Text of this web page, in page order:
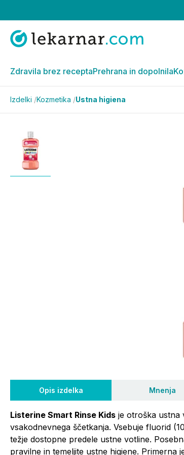
Zdravila brez receptaPrehrana in dopolnila
Izdelki /Kozmetika /Ustna higiena
Opis izdelka Mnenja
Listerine Smart Rinse Kids je otroška ustna
vsakodnevnega ščetkanja. Vsebuje fluorid
težje dostopne predele ustne votline.
pravilne in temeljite ustne higiene.